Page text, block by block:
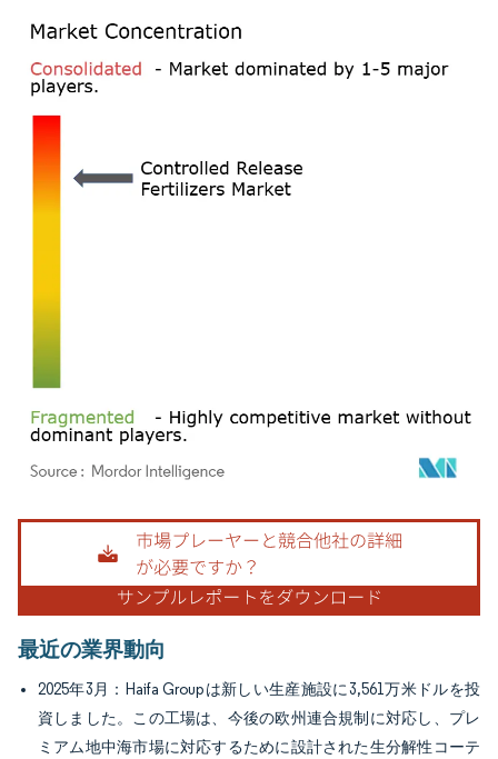
画像 © Mordor Intelligence。再利用にはCC BY 4.0の表示が必要です。
最近の業界動向
2025年3月：Haifa Groupは新しい生産施設に3,561万米ドルを投
資しました。この工場は、今後の欧州連合規制に対応し、プレ
ミアム地中海市場に対応するために設計された生分解性コーテ